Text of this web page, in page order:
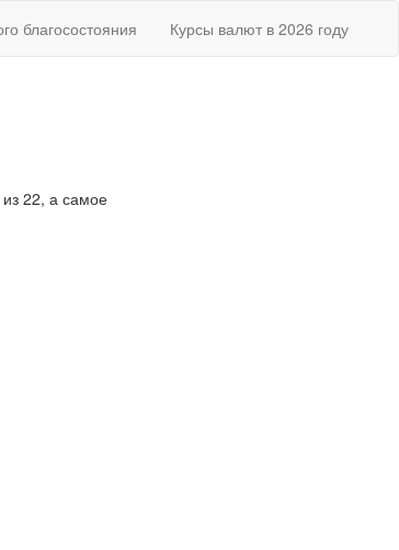
благосостояния Курсы валют в 2026 году
22, а самое